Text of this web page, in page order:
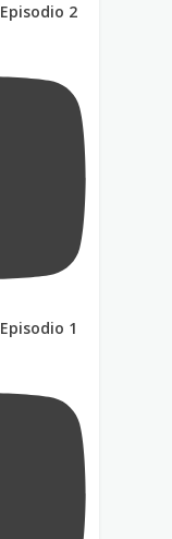
2
1